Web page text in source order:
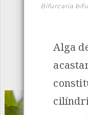
Espécies
Bifurcaria
Alga